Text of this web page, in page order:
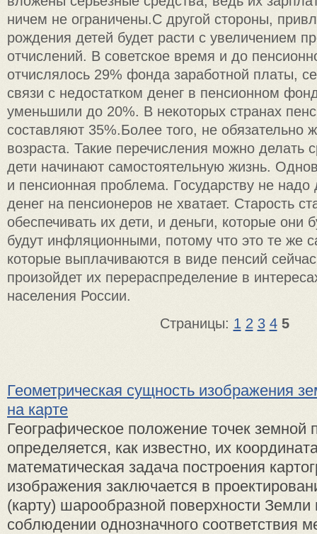
ничем не ограничены.С другой стороны,
рождения детей будет расти с увеличением
отчислений. В советское время и до
отчислялось 29% фонда заработной платы,
связи с недостатком денег в пенсионном
уменьшили до 20%. В некоторых странах
составляют 35%.Более того, не обязательно
возраста. Такие перечисления можно делать
дети начинают самостоятельную жизнь.
и пенсионная проблема. Государству не надо
денег на пенсионеров не хватает. Старость
обеспечивать их дети, и деньги, которые они
будут инфляционными, потому что это те же
которые выплачиваются в виде пенсий
произойдет их перераспределение в
населения России.
Страницы: 1 2 3 4 5
Геометрическая сущность изображения
на карте
Географическое положение точек земной
определяется, как известно, их
математическая задача построения
изображения заключается в
(карту) шарообразной поверхности Земли
соблюдении однозначного соответствия